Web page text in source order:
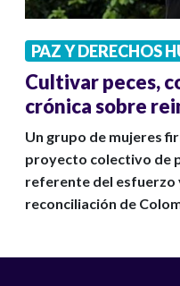
PAZ Y DERECHOS
Cultivar peces,
crónica sobre
Un grupo de mujeres
proyecto colectivo de
referente del esfuerzo
reconciliación de